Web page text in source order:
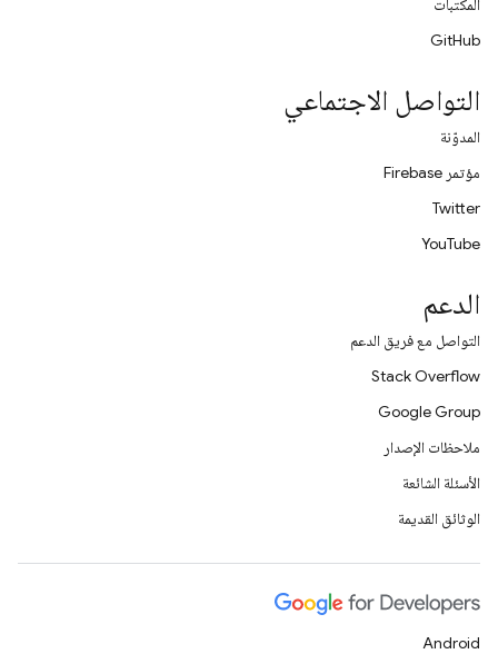
المكتبات
GitHub
التواصل الاجتماعي
المدوّنة
مؤتمر Firebase
Twitter
YouTube
الدعم
التواصل مع فريق الدعم
Stack Overflow
Google Group
ملاحظات الإصدار
الأسئلة الشائعة
الوثائق القديمة
Android